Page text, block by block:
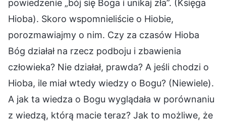
powiedzenie „bój się Boga i unikaj zła”. (Księga
Hioba). Skoro wspomnieliście o Hiobie,
porozmawiajmy o nim. Czy za czasów Hioba
Bóg działał na rzecz podboju i zbawienia
człowieka? Nie działał, prawda? A jeśli chodzi o
Hioba, ile miał wtedy wiedzy o Bogu? (Niewiele).
A jak ta wiedza o Bogu wyglądała w porównaniu
z wiedzą, którą macie teraz? Jak to możliwe, że